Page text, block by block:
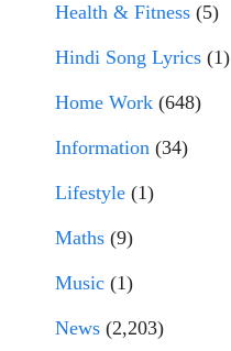
Health & Fitness (5)
Hindi Song Lyrics (1)
Home Work (648)
Information (34)
Lifestyle (1)
Maths (9)
Music (1)
News (2,203)